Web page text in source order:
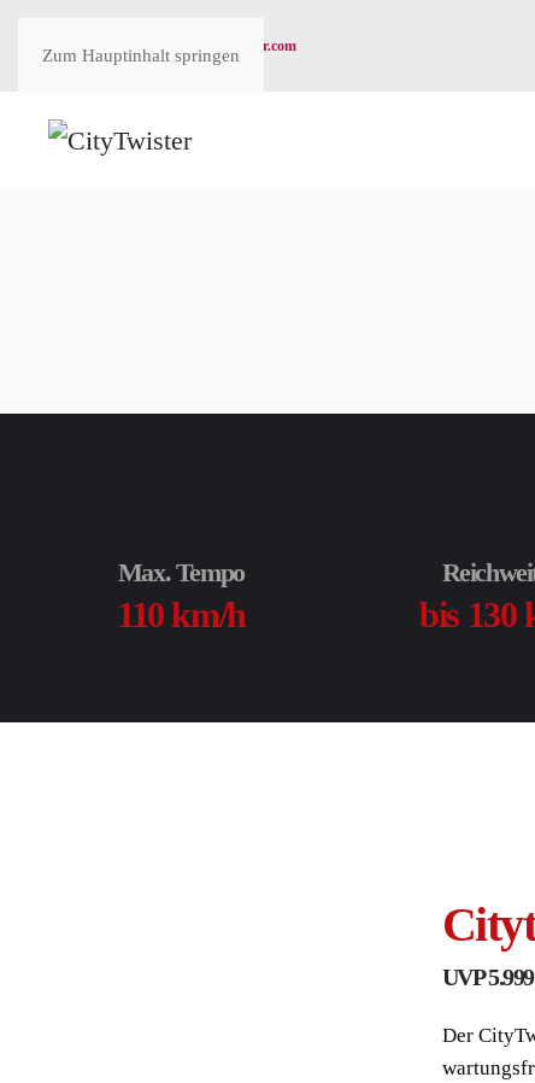
Zum Hauptinhalt springen
+49 6103 9954358 info@citytwister.com
Max. Tempo
110 km/h bis 130
UVP
Der